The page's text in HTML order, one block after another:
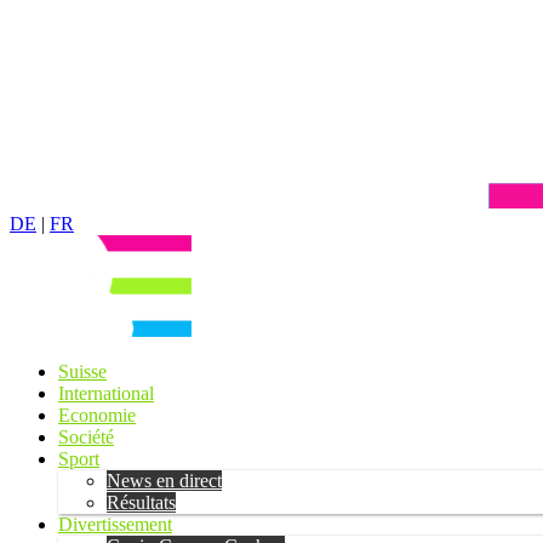
DE | FR
Suisse
International
Economie
Société
Sport
News en direct
Résultats
Divertissement